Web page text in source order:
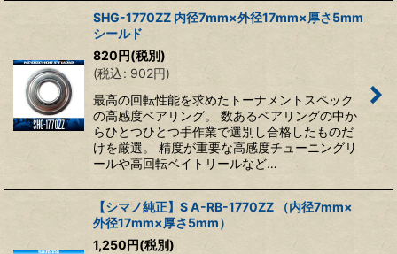
SHG-1770ZZ 内径7mm×外径17mm×厚さ5mm
シールド
820円(税別)
(税込: 902円)
最高の回転性能を求めたトーナメントスペック
の高感度ベアリング。 数あるベアリングの中か
らひとつひとつ手作業で選別し合格したものだ
けを厳選。 精度が重要な高感度チューニングリ
ールや高回転ベイトリールなど…
【シマノ純正】S A-RB-1770ZZ （内径7mm×
外径17mm×厚さ5mm）
1,250円(税別)